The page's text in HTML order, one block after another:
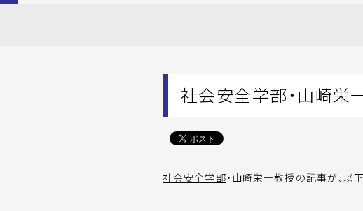
社会安全学部・山崎
社会安全学部・山崎栄一教授の記事が、以